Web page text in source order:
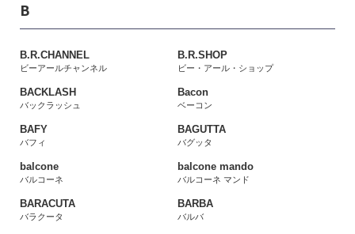
B
B.R.CHANNEL
ビーアールチャンネル
B.R.SHOP
ビー・アール・ショップ
BACKLASH
バックラッシュ
Bacon
ベーコン
BAFY
バフィ
BAGUTTA
バグッタ
balcone
バルコーネ
balcone mando
バルコーネ マンド
BARACUTA
バラクータ
BARBA
バルバ